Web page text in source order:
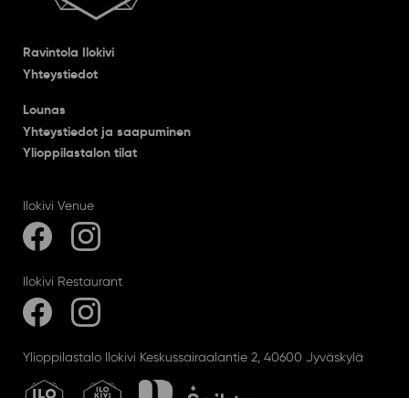
Ravintola Ilokivi
Yhteystiedot
Lounas
Yhteystiedot ja saapuminen
Ylioppilastalon tilat
Ilokivi Venue
Ilokivi Restaurant
Ylioppilastalo Ilokivi Keskussairaalantie 2, 40600 Jyväskylä